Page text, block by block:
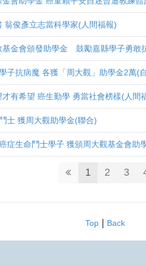
翁俊彥立志當科學家(人間福報)
基金會頒發助學金 鼓勵嘉縣學子勇敢
子抗病魔 各獲「周大觀」助學金2萬(
有希望 癌生勤學 勇當社會榜樣(人間
士 獲周大觀助學金(聯合)
症生命鬥士學子 獲頒周大觀基金會助
1 2 3
Top| Back